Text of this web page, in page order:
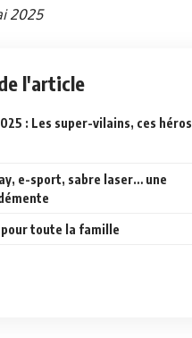
2025
l'article
: Les super-vilains, ces héros
e-sport, sabre laser… une
toute la famille